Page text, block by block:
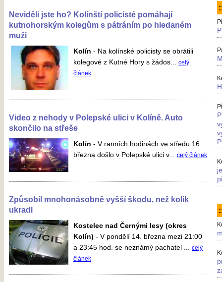
Neviděli jste ho? Kolínští policisté pomáhají
kutnohorským kolegům s pátráním po hledaném
muži
Kolín - Na kolínské policisty se obrátili
kolegové z Kutné Hory s žádos... celý
článek
Video z nehody v Polepské ulici v Kolíně. Auto
skončilo na střeše
Kolín - V ranních hodinách ve středu 16.
března došlo v Polepské ulici v... celý článek
Způsobil mnohonásobně vyšší škodu, než kolik
ukradl
Kostelec nad Černými lesy (okres
Kolín) - V pondělí 14. března mezi 21:00
a 23:45 hod. se neznámý pachatel ... celý
článek